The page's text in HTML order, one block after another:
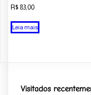
R$ 83,00
Leia mais
Visitados